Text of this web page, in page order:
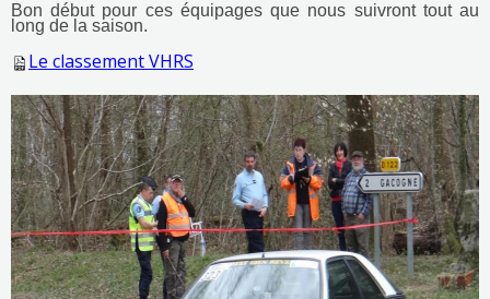
Bon début pour ces équipages que nous suivront tout au
long de la saison.
Le classement VHRS